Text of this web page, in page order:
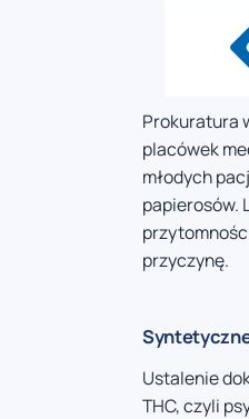
Prokuratura
placówek
młodych
papierosów.
przyczynę.
Ustalenie
THC, czyli